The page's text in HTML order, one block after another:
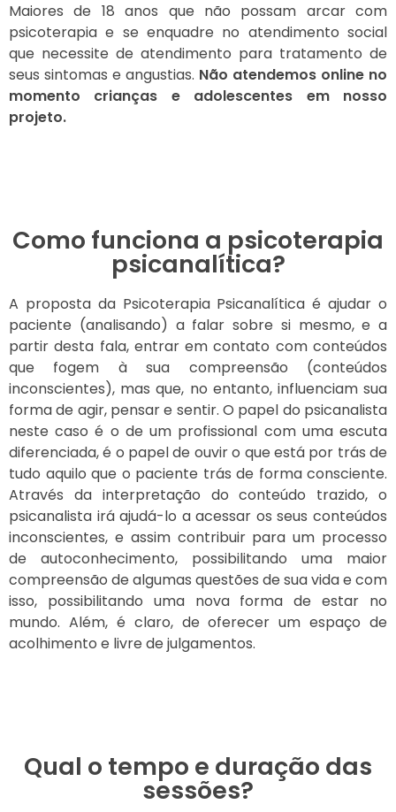
Maiores de 18 anos que não possam arcar com
psicoterapia e se enquadre no atendimento social
que necessite de atendimento para tratamento de
seus sintomas e angustias. Não atendemos online no
momento crianças e adolescentes em nosso
projeto.
Como funciona a psicoterapia
psicanalítica?
A proposta da Psicoterapia Psicanalítica é ajudar o
paciente (analisando) a falar sobre si mesmo, e a
partir desta fala, entrar em contato com conteúdos
que fogem à sua compreensão (conteúdos
inconscientes), mas que, no entanto, influenciam sua
forma de agir, pensar e sentir. O papel do psicanalista
neste caso é o de um profissional com uma escuta
diferenciada, é o papel de ouvir o que está por trás de
tudo aquilo que o paciente trás de forma consciente.
Através da interpretação do conteúdo trazido, o
psicanalista irá ajudá-lo a acessar os seus conteúdos
inconscientes, e assim contribuir para um processo
de autoconhecimento, possibilitando uma maior
compreensão de algumas questões de sua vida e com
isso, possibilitando uma nova forma de estar no
mundo. Além, é claro, de oferecer um espaço de
acolhimento e livre de julgamentos.
Qual o tempo e duração das
sessões?